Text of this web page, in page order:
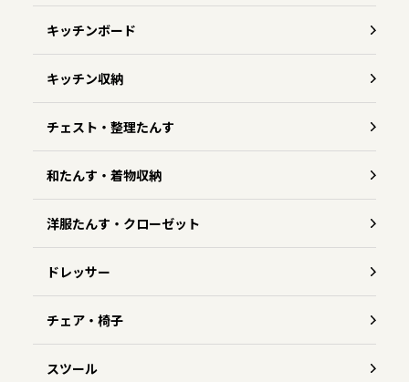
キッチンボード
キッチン収納
チェスト・整理たんす
和たんす・着物収納
洋服たんす・クローゼット
ドレッサー
チェア・椅子
スツール